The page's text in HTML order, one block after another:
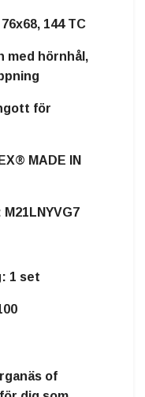
144 TC
med hörnhål,
för
MADE IN
M21LNYVG7
1 set
of